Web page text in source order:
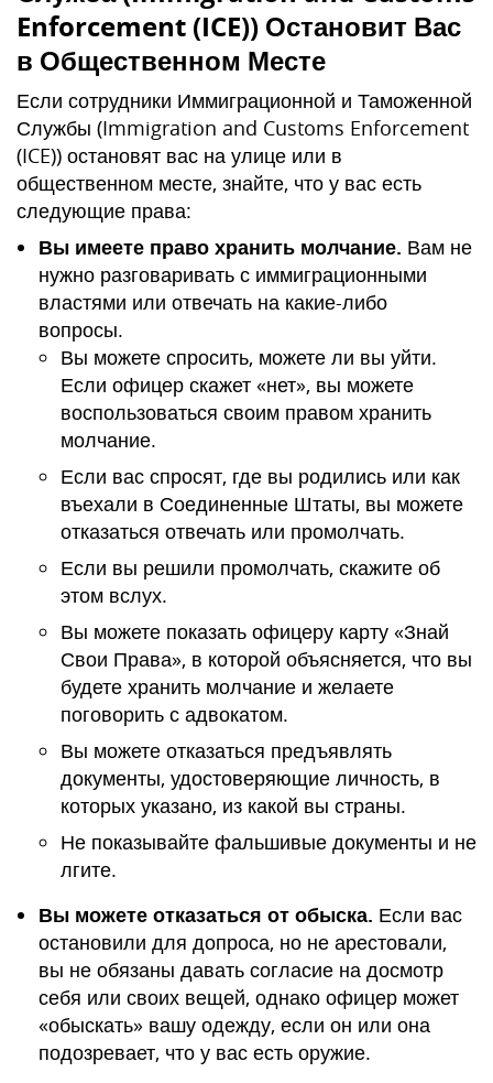
Enforcement (ICE)) Остановит Вас
в Общественном Месте
Если сотрудники Иммиграционной и Таможенной
Службы (Immigration and Customs Enforcement
(ICE)) остановят вас на улице или в
общественном месте, знайте, что у вас есть
следующие права:
Вы имеете право хранить молчание. Вам не
нужно разговаривать с иммиграционными
властями или отвечать на какие-либо
вопросы.
Вы можете спросить, можете ли вы уйти.
Если офицер скажет «нет», вы можете
воспользоваться своим правом хранить
молчание.
Если вас спросят, где вы родились или как
въехали в Соединенные Штаты, вы можете
отказаться отвечать или промолчать.
Если вы решили промолчать, скажите об
этом вслух.
Вы можете показать офицеру карту «Знай
Свои Права», в которой объясняется, что вы
будете хранить молчание и желаете
поговорить с адвокатом.
Вы можете отказаться предъявлять
документы, удостоверяющие личность, в
которых указано, из какой вы страны.
Не показывайте фальшивые документы и не
лгите.
Вы можете отказаться от обыска. Если вас
остановили для допроса, но не арестовали,
вы не обязаны давать согласие на досмотр
себя или своих вещей, однако офицер может
«обыскать» вашу одежду, если он или она
подозревает, что у вас есть оружие.